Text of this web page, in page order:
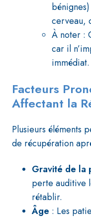
cerveau,
À noter :
car il
immédiat.
Facteurs
Affectant la
Plusieurs éléments
de récupération
Gravité de la
perte auditive
rétablir.
Âge : Les